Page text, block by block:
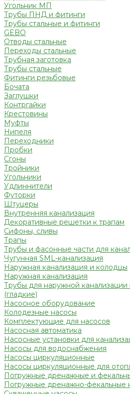
Угольник МП
Трубы ПНД и фитинги
Трубы стальные и фитинги
GEBO
Отводы стальные
Переходы стальные
Трубная заготовка
Трубы стальные
Фитинги резьбовые
Бочата
Заглушки
Контргайки
Крестовины
Муфты
Нипеля
Переходники
Пробки
Сгоны
Тройники
Угольники
Удлиннители
Футорки
Штуцеры
Внутренняя канализация
Декоративные решетки к трапам
Сифоны, сливы
Трапы
Трубы и фасонные части для
Чугунная SML-канализация
Наружная канализация и колодцы
Наружная канализация
Трубы для наружной
(гладкие)
Насосное оборудование
Колодезные насосы
Комплектующие для насосов
Насосная автоматика
Насосные установки для
Насосы для водоснабжения
Насосы циркуляционные
Насосы циркуляционные для
Погружные дренажные и
Погружные дренажно-фекальные